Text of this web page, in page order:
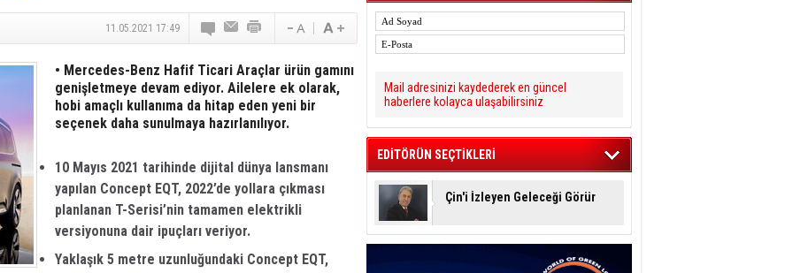
11.05.2021 17:49
• Mercedes-Benz Hafif Ticari Araçlar ürün gamını
genişletmeye devam ediyor. Ailelere ek olarak,
hobi amaçlı kullanıma da hitap eden yeni bir
seçenek daha sunulmaya hazırlanılıyor.
10 Mayıs 2021 tarihinde dijital dünya lansmanı
yapılan Concept EQT, 2022’de yollara çıkması
planlanan T-Serisi’nin tamamen elektrikli
versiyonuna dair ipuçları veriyor.
Yaklaşık 5 metre uzunluğundaki Concept EQT,
Mail adresinizi kaydederek en güncel
haberlere kolayca ulaşabilirsiniz
EDİTÖRÜN SEÇTİKLERİ
Çin'i İzleyen Geleceği Görür